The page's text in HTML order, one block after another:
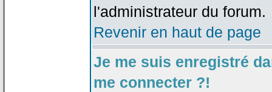
l'administrateur du forum.
Revenir en haut de page
Je me suis enregistré
me connecter ?!